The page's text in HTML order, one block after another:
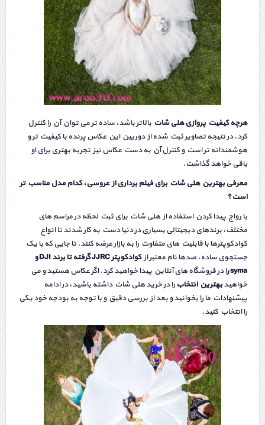
هرچه کیفیت پروازی هلی شات بالاتر باشد، ساده تر می توان آن را کنترل
کرد. در نتیجه تصاویر ثبت شده از دوربین این عکاس پرنده با کیفیت تر و
هوشمندانه تر است و کنترل آن به دست عکاس نیز تجربه بهتری برای او
باقی خواهد گذاشت.
معرفی بهترین هلی شات برای فیلم برداری از عروسی، کدام مدل مناسب تر
است؟
با رواج پیدا کردن استفاده از هلی شات برای ثبت لحظه در مراسم های
مختلف، برندهای دیجیتالی بسیاری در دنیا دست به کار شدند تا انواع
کوادکوپترها با قابلیت های متفاوت را به بازار عرضه کنند. تا جایی که با یک
جستجوی ساده، صدها نام معتبر از
کوادکوپتر JJRC گرفته تا برند DJI و
syma ر ا در فروشگاه های آنلاین پیدا خواهید کرد. اگر عکاس هستید و می
خواهیدبهترین انتخاب را در خرید هلی شات داشته باشید، در ادامه
پیشنهادات ما را بخوانید و بعد از بررسی دقیق و با توجه به بودجه خود یکی
را انتخاب کنید.